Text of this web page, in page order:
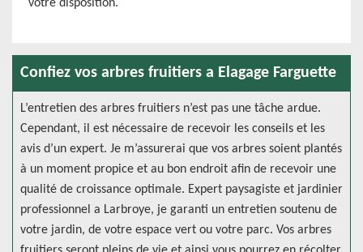
votre disposition.
Confiez vos arbres fruitiers a Elagage Farguette
L’entretien des arbres fruitiers n’est pas une tâche ardue.
Cependant, il est nécessaire de recevoir les conseils et les
avis d’un expert. Je m’assurerai que vos arbres soient plantés
à un moment propice et au bon endroit afin de recevoir une
qualité de croissance optimale. Expert paysagiste et jardinier
professionnel a Larbroye, je garanti un entretien soutenu de
votre jardin, de votre espace vert ou votre parc. Vos arbres